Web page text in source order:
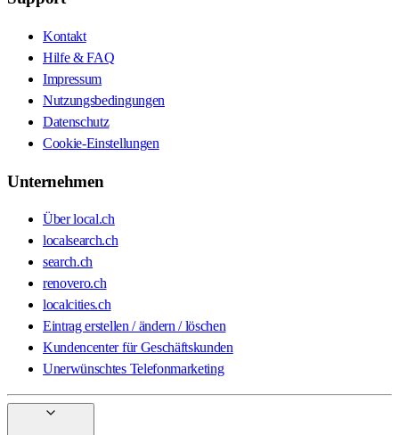
Kontakt
Hilfe & FAQ
Impressum
Nutzungsbedingungen
Datenschutz
Cookie-Einstellungen
Unternehmen
Über local.ch
localsearch.ch
search.ch
renovero.ch
localcities.ch
Eintrag erstellen / ändern / löschen
Kundencenter für Geschäftskunden
Unerwünschtes Telefonmarketing